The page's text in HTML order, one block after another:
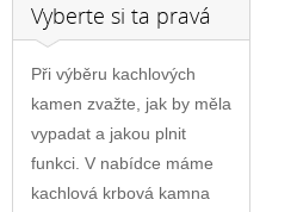
Vyberte si ta pravá
Při výběru kachlových
kamen zvažte, jak by měla
vypadat a jakou plnit
funkci. V nabídce máme
kachlová krbová kamna